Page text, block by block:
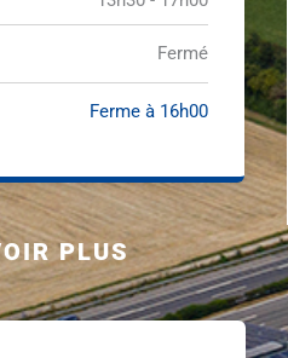
Fermé
Ferme à 16h00
PLUS